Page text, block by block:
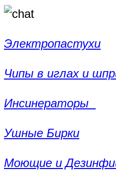
Электропастухи
Чипы в иглах и
Инсинераторы
Ушные Бирки
Моющие и